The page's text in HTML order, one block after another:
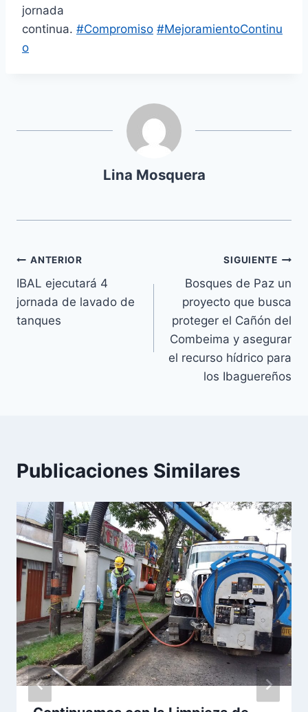
jornada
continua. #Compromiso #MejoramientoContinu
o
Lina Mosquera
ANTERIOR
IBAL ejecutará 4
jornada de lavado de
tanques
SIGUIENTE
Bosques de Paz un
proyecto que busca
proteger el Cañón del
Combeima y asegurar
el recurso hídrico para
los Ibaguereños
Publicaciones Similares